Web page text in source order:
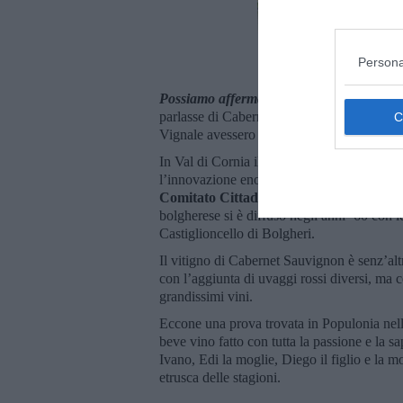
Possiamo affermare che questa notizia
parlasse di Cabernet Sauvignon nel
Vignale avessero continuato a coltivare
In Val di Cornia il Pinot B e il Cabernet
l’innovazione enologica con la seconda
Comitato Cittadino di Venturina
bolgherese si è diffuso negli anni ’60 con
Castiglioncello di Bolgheri.
Il vitigno di Cabernet Sauvignon è
con l’aggiunta di uvaggi rossi diversi, ma
grandissimi vini.
Eccone una prova trovata in Populonia
beve vino fatto con tutta la passione e la
Ivano, Edi la moglie, Diego il figlio e la
etrusca delle stagioni.